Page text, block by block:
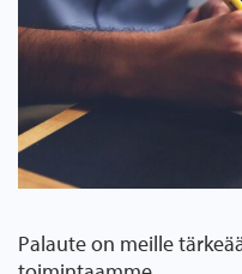
Palaute on meille